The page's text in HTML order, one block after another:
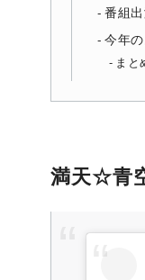
番組
今年
まと
満天☆青